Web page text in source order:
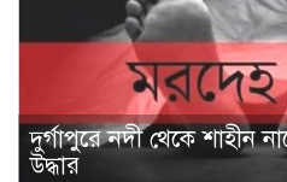
দুর্গাপুরে নদী থেকে শাহীন
উদ্ধার